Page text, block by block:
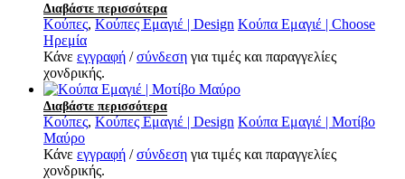
Διαβάστε περισσότερα
Κούπες, Κούπες Εμαγιέ | Design Κούπα Εμαγιέ | Choose
Ηρεμία
Κάνε εγγραφή /σύνδεση για τιμές και παραγγελίες
χονδρικής.
Διαβάστε περισσότερα
Κούπες, Κούπες Εμαγιέ | Design Κούπα Εμαγιέ | Μοτίβο
Μαύρο
Κάνε εγγραφή /σύνδεση για τιμές και παραγγελίες
χονδρικής.